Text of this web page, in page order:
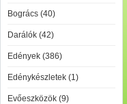
Bogrács (40)
Darálók (42)
Edények (386)
Edénykészletek (1)
Evőeszközök (9)